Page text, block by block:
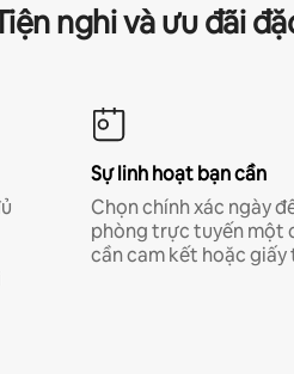
nghi và ưu đãi
Sự linh hoạt bạn cần
Chọn chính xác ngày
phòng trực tuyến một
cần cam kết hoặc giấy